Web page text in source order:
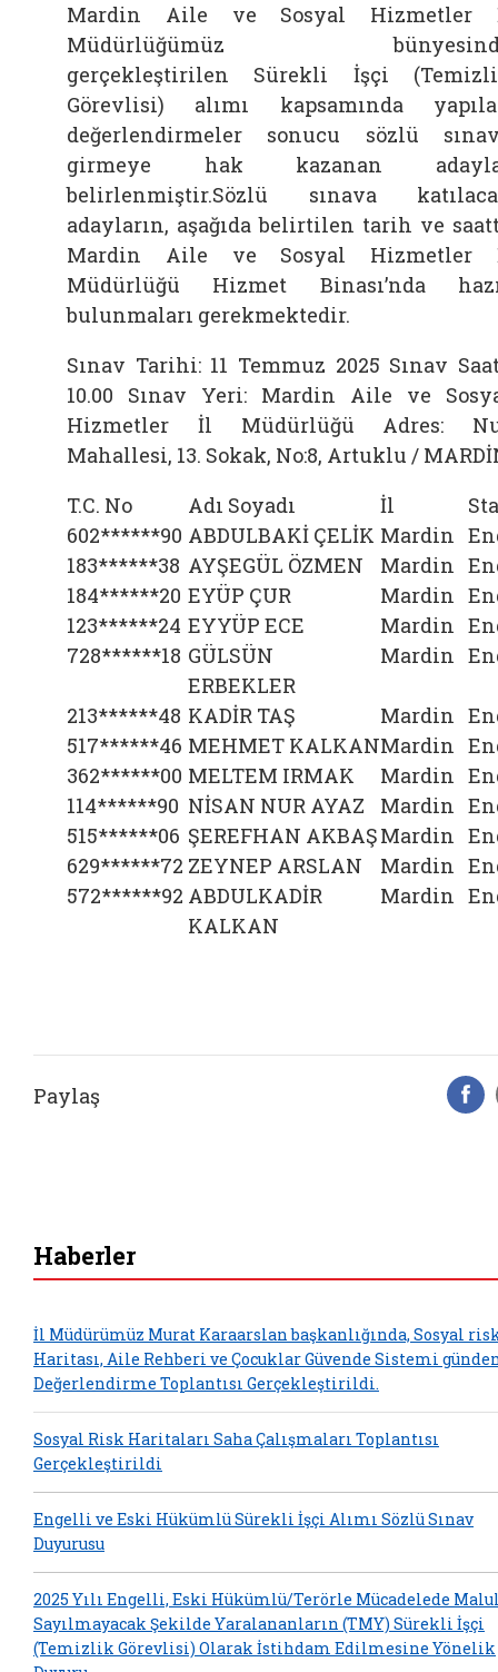
Mardin Aile ve Sosyal Hizmetler
Müdürlüğümüz
gerçekleştirilen Sürekli İşçi
Görevlisi) alımı kapsamında
değerlendirmeler sonucu sözlü
girmeye hak kazanan
belirlenmiştir.Sözlü sınava
adayların, aşağıda belirtilen tarih ve
Mardin Aile ve Sosyal Hizmetler
Müdürlüğü Hizmet Binası’nda
bulunmaları gerekmektedir.
Sınav Tarihi: 11 Temmuz 2025 Sınav
10.00 Sınav Yeri: Mardin Aile ve
Hizmetler İl Müdürlüğü Adres:
Mahallesi, 13. Sokak, No:8, Artuklu /
T.C. No
Adı Soyadı İl
602******90 ABDULBAKİ ÇELİK Mardin
183******38 AYŞEGÜL ÖZMEN Mardin
184******20 EYÜP ÇUR Mardin
123******24 EYYÜP ECE Mardin
728******18 GÜLSÜN
ERBEKLER
Mardin
213******48 KADİR TAŞ Mardin
517******46 MEHMET KALKANMardin
362******00 MELTEM IRMAK Mardin
114******90 NİSAN NUR AYAZ Mardin
515******06 ŞEREFHAN AKBAŞMardin
629******72 ZEYNEP ARSLAN Mardin
572******92 ABDULKADİR
KALKAN
Mardin
Paylaş
Haberler
İl Müdürümüz Murat Karaarslan başkanlığında, Sosyal
Haritası, Aile Rehberi ve Çocuklar Güvende Sistemi
Değerlendirme Toplantısı Gerçekleştirildi.
Sosyal Risk Haritaları Saha Çalışmaları Toplantısı
Gerçekleştirildi
Engelli ve Eski Hükümlü Sürekli İşçi Alımı Sözlü Sınav
Duyurusu
2025 Yılı Engelli, Eski Hükümlü/Terörle Mücadelede
Sayılmayacak Şekilde Yaralananların (TMY) Sürekli İşçi
(Temizlik Görevlisi) Olarak İstihdam Edilmesine Yönelik